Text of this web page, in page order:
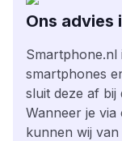
Ons advies
Smartphone.nl
smartphones
sluit deze af
Wanneer je via
kunnen wij van